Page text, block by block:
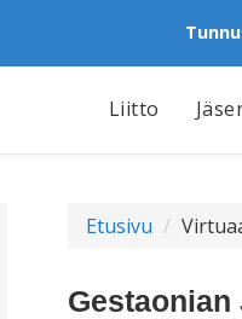
Liitto
Etusivu
Gestaonian